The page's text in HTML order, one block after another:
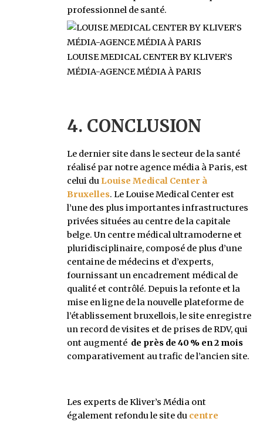
professionnel de santé.
LOUISE MEDICAL CENTER BY KLIVER’S
MÉDIA-AGENCE MÉDIA À PARIS
4. CONCLUSION
Le dernier site dans le secteur de la santé
réalisé par notre agence média à Paris, est
celui du Louise Medical Center à
Bruxelles. Le Louise Medical Center est
l’une des plus importantes infrastructures
privées situées au centre de la capitale
belge. Un centre médical ultramoderne et
pluridisciplinaire, composé de plus d’une
centaine de médecins et d’experts,
fournissant un encadrement médical de
qualité et contrôlé. Depuis la refonte et la
mise en ligne de la nouvelle plateforme de
l’établissement bruxellois, le site enregistre
un record de visites et de prises de RDV, qui
ont augmenté de près de 40 % en 2 mois
comparativement au trafic de l’ancien site.
Les experts de Kliver’s Média ont
également refondu le site ducentre